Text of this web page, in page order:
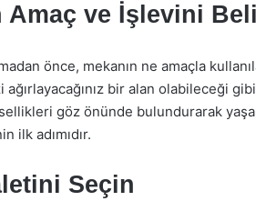
Amaç ve İşlevini
önce, mekanın ne amaçla
bir alan olabileceği
göz önünde bulundurarak
ilk adımıdır.
Seçin